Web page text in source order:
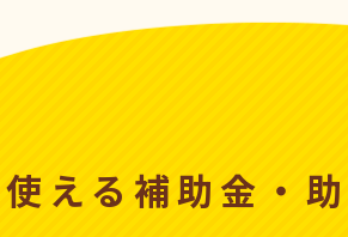
える 補助金・